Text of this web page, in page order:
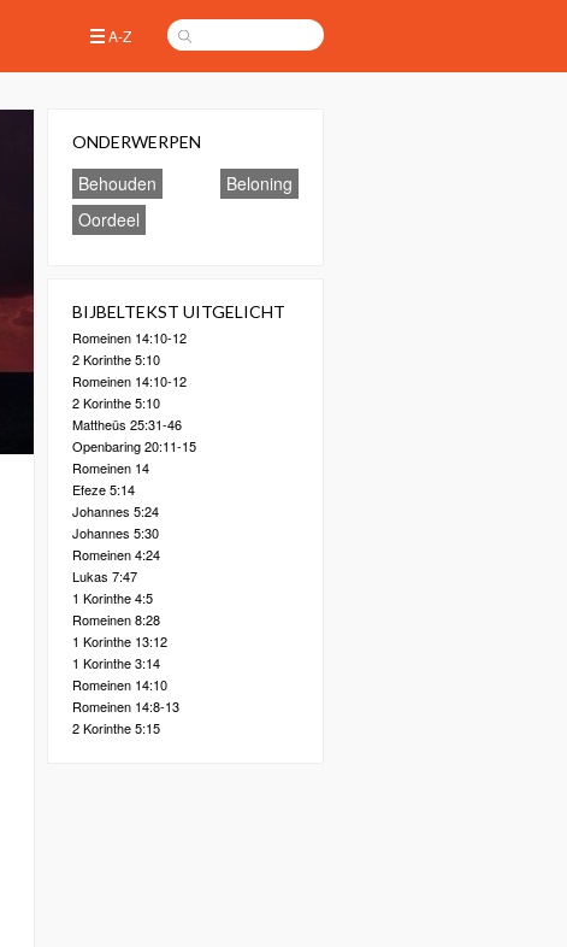
A-Z
ONDERWERPEN
Behouden
Beloning
Oordeel
BIJBELTEKST UITGELICHT
Romeinen 14:10-12
2 Korinthe 5:10
Romeinen 14:10-12
2 Korinthe 5:10
Mattheüs 25:31-46
Openbaring 20:11-15
Romeinen 14
Efeze 5:14
Johannes 5:24
Johannes 5:30
Romeinen 4:24
Lukas 7:47
1 Korinthe 4:5
Romeinen 8:28
1 Korinthe 13:12
1 Korinthe 3:14
Romeinen 14:10
Romeinen 14:8-13
2 Korinthe 5:15